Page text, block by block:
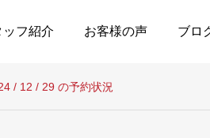
ッフ紹介 お客様の声 ブロ
/ 12 / 29 の予約状況